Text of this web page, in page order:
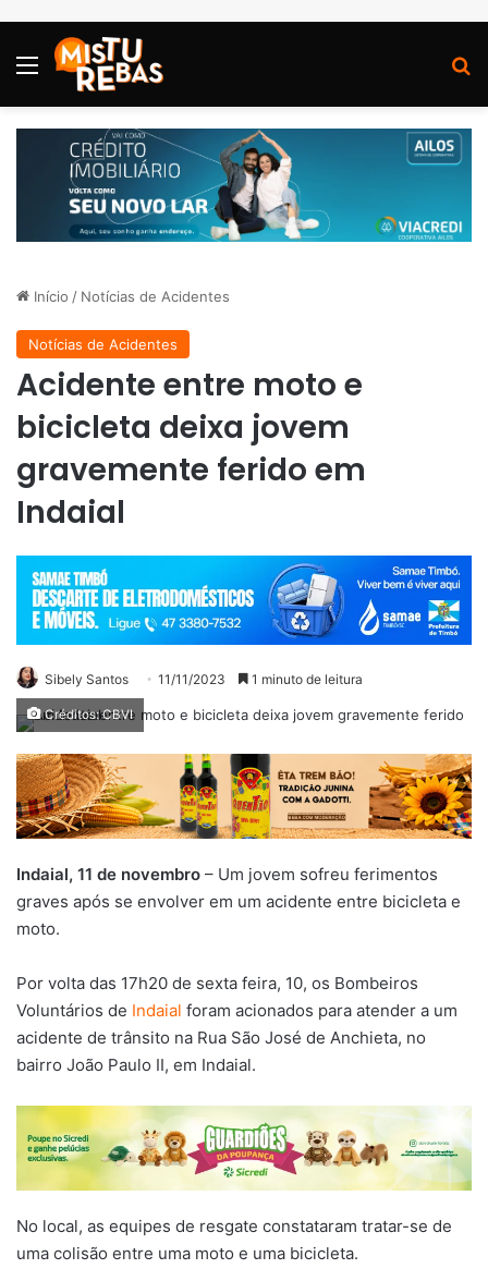
Menu
Início / Notícias de Acidentes
Notícias de Acidentes
Acidente entre moto e
bicicleta deixa jovem
gravemente ferido em
Indaial
Sibely Santos 11/11/2023 1 minuto de leitura
Créditos: CBVI
Indaial, 11 de novembro – Um jovem sofreu ferimentos
graves após se envolver em um acidente entre bicicleta e
moto.
Por volta das 17h20 de sexta feira, 10, os Bombeiros
Voluntários de Indaial foram acionados para atender a um
acidente de trânsito na Rua São José de Anchieta, no
bairro João Paulo II, em Indaial.
No local, as equipes de resgate constataram tratar-se de
uma colisão entre uma moto e uma bicicleta.